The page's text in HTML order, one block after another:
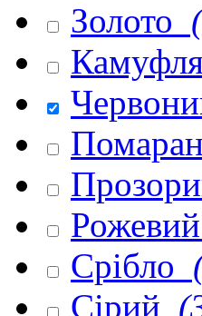
Золото
Рожевий
Срібло
Сірий